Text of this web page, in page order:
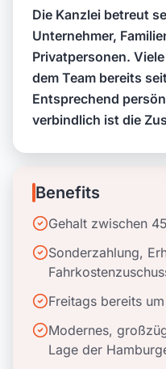
Die Kanzlei betreut
Unternehmer,
Privatpersonen.
dem Team bereits
Entsprechend
verbindlich ist die
Benefits
Gehalt zwischen
Sonderzahlung,
Freitags bereits
Modernes,
Lage der